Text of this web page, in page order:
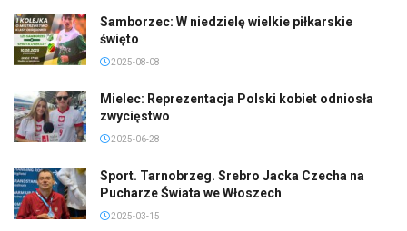
Samborzec: W niedzielę wielkie piłkarskie
święto
2025-08-08
Mielec: Reprezentacja Polski kobiet odniosła
zwycięstwo
2025-06-28
Sport. Tarnobrzeg. Srebro Jacka Czecha na
Pucharze Świata we Włoszech
2025-03-15